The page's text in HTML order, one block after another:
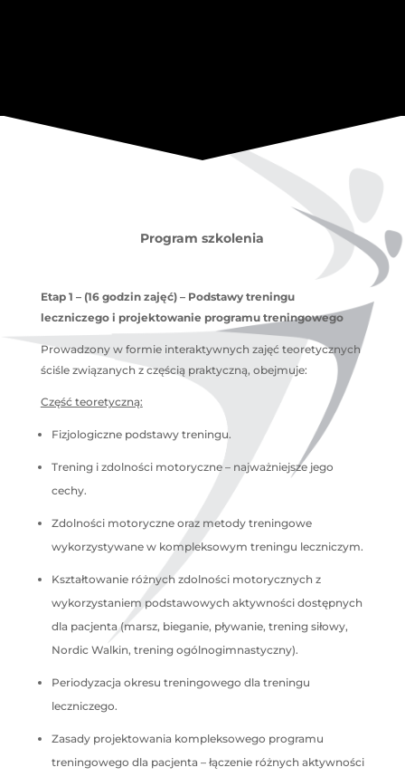
Program szkolenia
Etap 1 – (16 godzin zajęć) – Podstawy treningu
leczniczego i projektowanie programu treningowego
Prowadzony w formie interaktywnych zajęć teoretycznych
ściśle związanych z częścią praktyczną, obejmuje:
Część teoretyczną:
Fizjologiczne podstawy treningu.
Trening i zdolności motoryczne – najważniejsze jego
cechy.
Zdolności motoryczne oraz metody treningowe
wykorzystywane w kompleksowym treningu leczniczym.
Kształtowanie różnych zdolności motorycznych z
wykorzystaniem podstawowych aktywności dostępnych
dla pacjenta (marsz, bieganie, pływanie, trening siłowy,
Nordic Walkin, trening ogólnogimnastyczny).
Periodyzacja okresu treningowego dla treningu
leczniczego.
Zasady projektowania kompleksowego programu
treningowego dla pacjenta – łączenie różnych aktywności